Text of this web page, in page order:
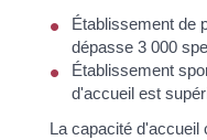
Établissement de
dépasse 3 000
Établissement
d'accueil est
La capacité d'accueil